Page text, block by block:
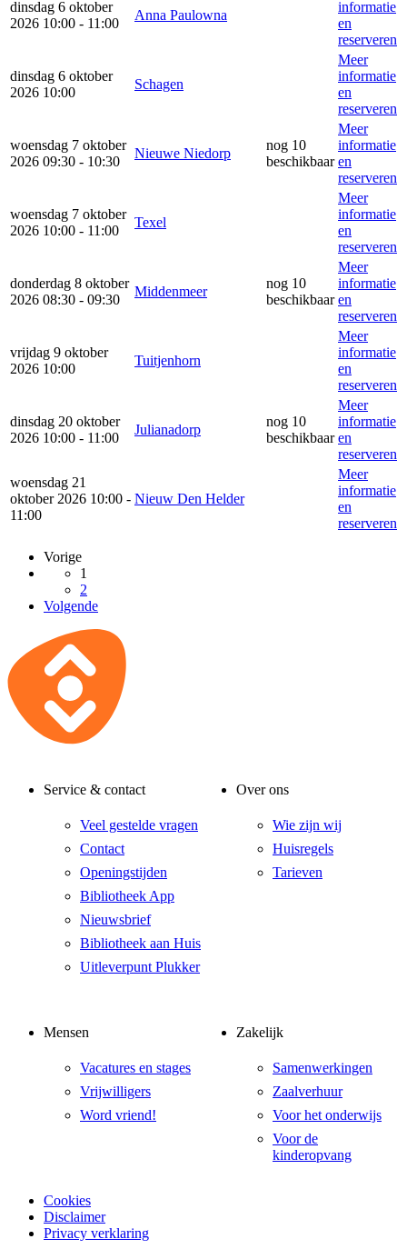
dinsdag 6 oktober
2026 10:00 - 11:00
Anna Paulowna
informatie
en
reserveren
dinsdag 6 oktober
2026 10:00
Schagen
Meer
informatie
en
reserveren
woensdag 7 oktober
2026 09:30 - 10:30
Nieuwe Niedorp
nog 10
beschikbaar
Meer
informatie
en
reserveren
woensdag 7 oktober
2026 10:00 - 11:00
Texel
Meer
informatie
en
reserveren
donderdag 8 oktober
2026 08:30 - 09:30
Middenmeer
nog 10
beschikbaar
Meer
informatie
en
reserveren
vrijdag 9 oktober
2026 10:00
Tuitjenhorn
Meer
informatie
en
reserveren
dinsdag 20 oktober
2026 10:00 - 11:00
Julianadorp
nog 10
beschikbaar
Meer
informatie
en
reserveren
woensdag 21
oktober 2026 10:00 -
11:00
Nieuw Den Helder
Meer
informatie
en
reserveren
Vorige
1
2
Volgende
Service & contact
Veel gestelde vragen
Contact
Openingstijden
Bibliotheek App
Nieuwsbrief
Bibliotheek aan Huis
Uitleverpunt Plukker
Over ons
Wie zijn wij
Huisregels
Tarieven
Mensen
Vacatures en stages
Vrijwilligers
Word vriend!
Zakelijk
Samenwerkingen
Zaalverhuur
Voor het onderwijs
Voor de
kinderopvang
Cookies
Disclaimer
Privacy verklaring